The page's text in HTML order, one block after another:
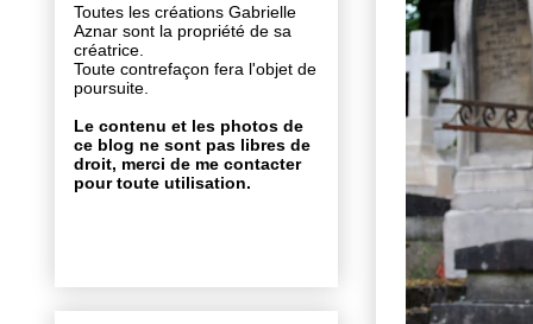
Toutes les créations Gabrielle
Aznar sont la propriété de sa
créatrice.
Toute contrefaçon fera l'objet de
poursuite.
Le contenu et les photos de
ce blog ne sont pas libres de
droit, merci de me contacter
pour toute utilisation.